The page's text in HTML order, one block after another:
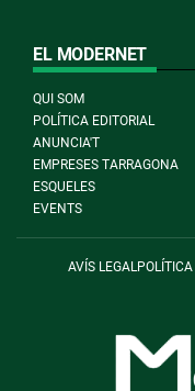
EL MODERNET
QUI SOM
POLÍTICA EDITORIAL
ANUNCIA'T
EMPRESES TARRAGONA
ESQUELES
EVENTS
AVÍS LEGAL